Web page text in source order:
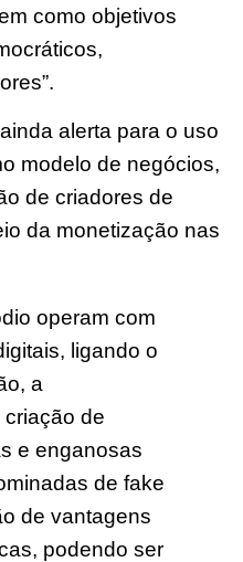
como objetivos
alerta para o uso
modelo de negócios,
de criadores de
da monetização nas
operam com
ligando o
a
de
e enganosas
de fake
de vantagens
podendo ser